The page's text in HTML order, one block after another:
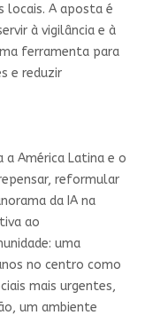
locais. A aposta é
à vigilância e à
ferramenta para
e reduzir
a América Latina e o
reformular
da IA ​​na
ao
uma
no centro como
mais urgentes,
um ambiente